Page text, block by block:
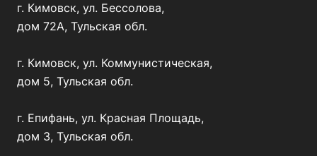
г. Кимовск, ул. Бессолова,
дом 72А, Тульская обл.
г. Кимовск, ул. Коммунистическая,
дом 5, Тульская обл.
г. Епифань, ул. Красная Площадь,
дом 3, Тульская обл.